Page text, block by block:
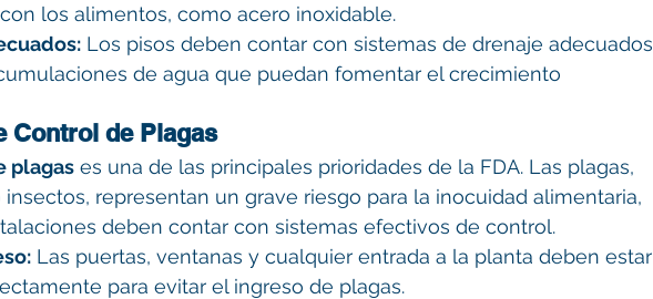
los alimentos, como acero inoxidable.
Los pisos deben contar con sistemas de drenaje adecuados
de agua que puedan fomentar el crecimiento
Control de Plagas
plagas es una de las principales prioridades de la FDA. Las plagas,
representan un grave riesgo para la inocuidad alimentaria,
deben contar con sistemas efectivos de control.
Las puertas, ventanas y cualquier entrada a la planta deben estar
para evitar el ingreso de plagas.